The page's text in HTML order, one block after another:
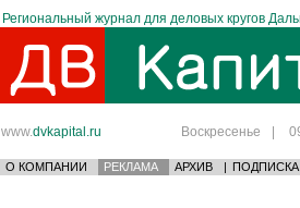
Региональный журнал для деловых кругов
www.dvkapital.ru Воскресенье |
О КОМПАНИИ РЕКЛАМА АРХИВ | ПОДПИСКА